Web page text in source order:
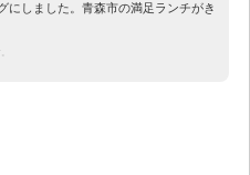
にしました。青森市の満足ランチがき